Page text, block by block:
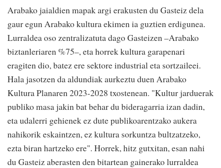
Arabako jaialdien mapak argi erakusten du Gasteiz dela
gaur egun Arabako kultura ekimen ia guztien erdigunea.
Lurraldea oso zentralizatuta dago Gasteizen –Arabako
biztanleriaren %75–, eta horrek kultura garapenari
eragiten dio, batez ere sektore industrial eta sortzaileei.
Hala jasotzen da aldundiak aurkeztu duen Arabako
Kultura Planaren 2023-2028 txostenean. "Kultur jarduerak
publiko masa jakin bat behar du bideragarria izan dadin,
eta udalerri gehienek ez dute publikoarentzako aukera
nahikorik eskaintzen, ez kultura sorkuntza bultzatzeko,
ezta biran hartzeko ere". Horrek, hitz gutxitan, esan nahi
du Gasteiz aberasten den bitartean gainerako lurraldea